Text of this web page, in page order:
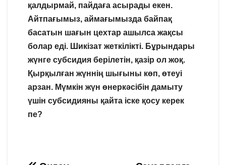
қалдырмай, пайдаға асырады екен.
Айтпағымыз, аймағымызда байпақ
басатын шағын цехтар ашылса жақсы
болар еді. Шикізат жеткілікті. Бұрындары
жүнге субсидия берілетін, қазір ол жоқ.
Қырқылған жүннің шығыны көп, өтеуі
арзан. Мүмкін жүн өнеркәсібін дамыту
үшін субсидияны қайта іске қосу керек
пе?